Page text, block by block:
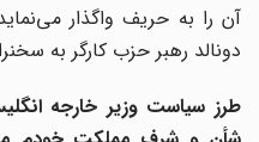
آن را به حریف واگذار
دونالد رهبر حزب کارگر به
طرز سیاست وزیر خارجه انگلیس